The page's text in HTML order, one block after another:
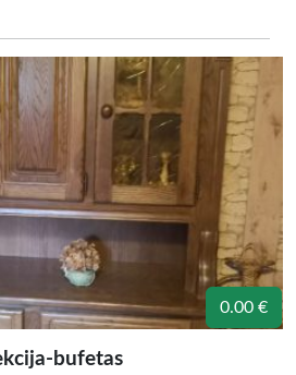
0.00 €
bufetas